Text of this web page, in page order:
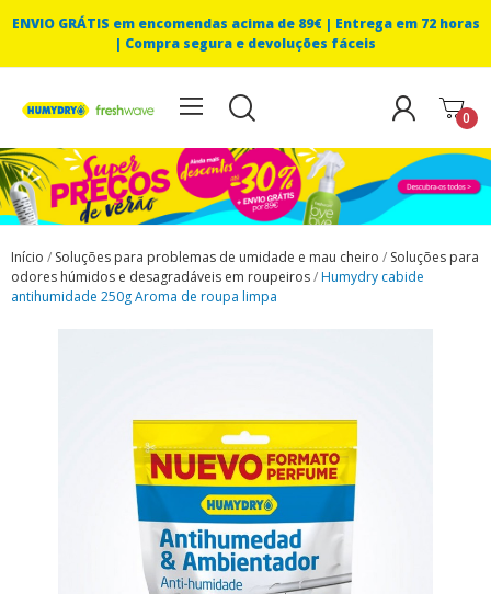
ENVIO GRÁTIS em encomendas acima de 89€ | Entrega em 72 horas
| Compra segura e devoluções fáceis
0
Início Soluções para problemas de umidade e mau cheiro
Soluções para
odores húmidos e desagradáveis em roupeiros Humydry cabide
antihumidade 250g Aroma de roupa limpa